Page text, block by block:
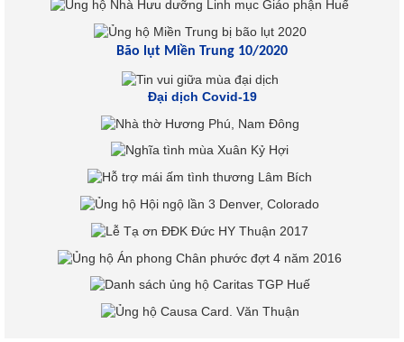
Bão lụt Miền Trung 10/2020
Đại dịch Covid-19